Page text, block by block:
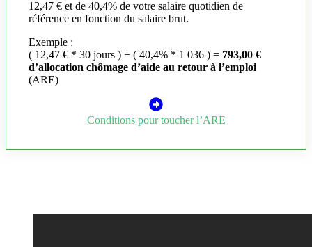
12,47 € et de 40,4% de votre salaire quotidien de
référence en fonction du salaire brut.
Exemple :
( 12,47 € * 30 jours ) + ( 40,4% * 1 036 ) = 793,00 €
d’allocation chômage d’aide au retour à l’emploi
(ARE)
Conditions pour toucher l’ARE